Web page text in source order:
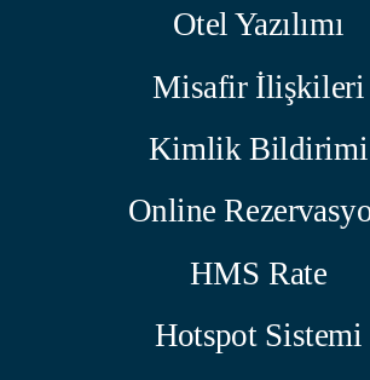
Otel Yazılımı
Misafir İlişkileri
Kimlik Bildirimi
Online
HMS Rate
Hotspot Sistemi